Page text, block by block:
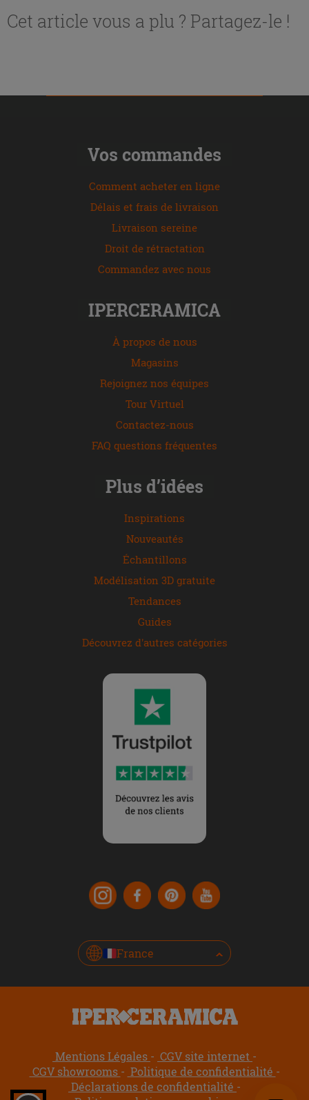
Cet article vous a plu ? Partagez-le !
Vos commandes
Comment acheter en ligne
Délais et frais de livraison
Livraison sereine
Droit de rétractation
Commandez avec nous
IPERCERAMICA
À propos de nous
Magasins
Rejoignez nos équipes
Tour Virtuel
Contactez-nous
FAQ questions fréquentes
Plus d’idées
Inspirations
Nouveautés
Échantillons
Modélisation 3D gratuite
Tendances
Guides
Découvrez d'autres catégories
France
Mentions Légales
CGV site internet
CGV showrooms
Politique de confidentialité
Déclarations de confidentialité